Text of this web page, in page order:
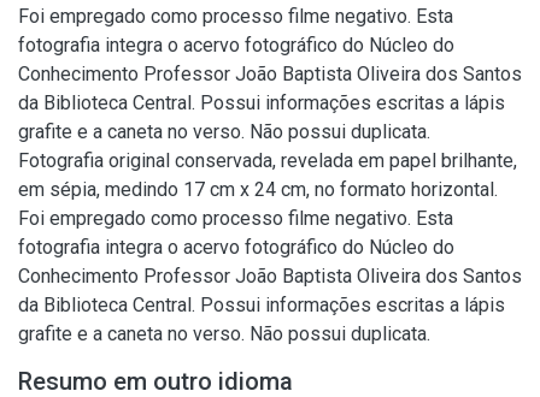
Foi empregado como processo filme negativo. Esta
fotografia integra o acervo fotográfico do Núcleo do
Conhecimento Professor João Baptista Oliveira dos Santos
da Biblioteca Central. Possui informações escritas a lápis
grafite e a caneta no verso. Não possui duplicata.
Fotografia original conservada, revelada em papel brilhante,
em sépia, medindo 17 cm x 24 cm, no formato horizontal.
Foi empregado como processo filme negativo. Esta
fotografia integra o acervo fotográfico do Núcleo do
Conhecimento Professor João Baptista Oliveira dos Santos
da Biblioteca Central. Possui informações escritas a lápis
grafite e a caneta no verso. Não possui duplicata.
Resumo em outro idioma